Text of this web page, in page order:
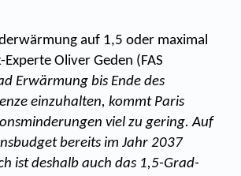
auf 1,5 oder maximal
Oliver Geden (FAS
Erwärmung bis Ende des
einzuhalten, kommt Paris
viel zu gering. Auf
bereits im Jahr 2037
ist deshalb auch das 1,5-Grad-